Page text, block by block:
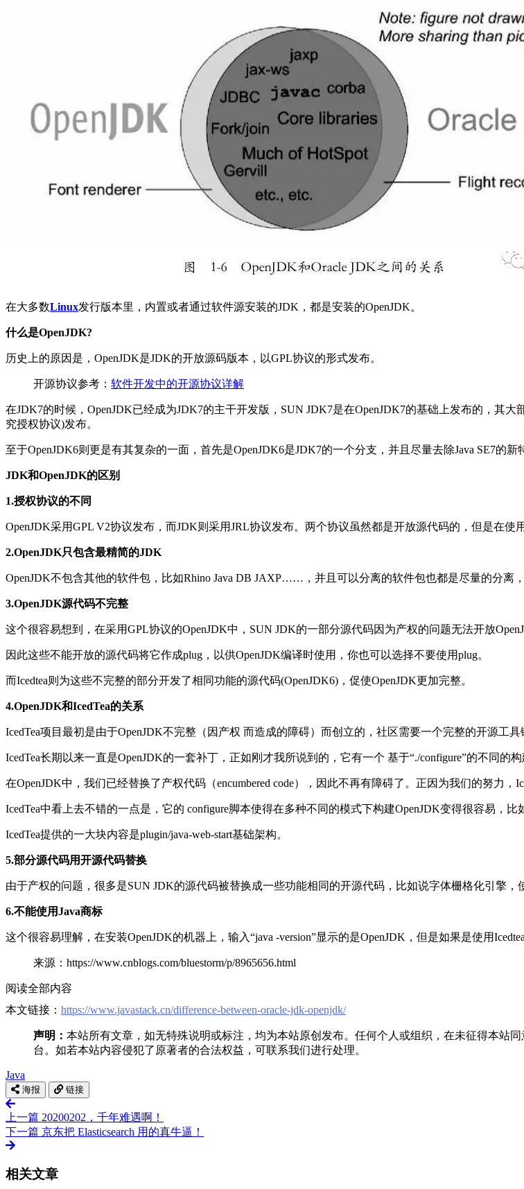
在大多数Linux发行版本里，内置或者通过软件源安装的JDK，都是安装的OpenJDK。
什么是OpenJDK?
历史上的原因是，OpenJDK是JDK的开放源码版本，以GPL协议的形式发布。
开源协议参考： 软件开发中的开源协议详解
在JDK7的时候，OpenJDK已经成为JDK7的主干开发版，SUN JDK7是在OpenJDK7的基础上发布的，其大
究授权协议)发布。
至于OpenJDK6则更是有其复杂的一面，首先是OpenJDK6是JDK7的一个分支，并且尽量去除Java SE7的新
JDK和OpenJDK的区别
1.授权协议的不同
OpenJDK采用GPL V2协议发布，而JDK则采用JRL协议发布。两个协议虽然都是开放源代码的，但是在使
2.OpenJDK只包含最精简的JDK
OpenJDK不包含其他的软件包，比如Rhino Java DB JAXP……，并且可以分离的软件包也都是尽量的分离
3.OpenJDK源代码不完整
这个很容易想到，在采用GPL协议的OpenJDK中，SUN JDK的一部分源代码因为产权的问题无法开放
因此这些不能开放的源代码将它作成plug，以供OpenJDK编译时使用，你也可以选择不要使用plug。
而Icedtea则为这些不完整的部分开发了相同功能的源代码(OpenJDK6)，促使OpenJDK更加完整。
4.OpenJDK和IcedTea的关系
IcedTea项目最初是由于OpenJDK不完整（因产权 而造成的障碍）而创立的，社区需要一个完整的开源工具
IcedTea长期以来一直是OpenJDK的一套补丁，正如刚才我所说到的，它有一个 基于“./configure”的不同的构
在OpenJDK中，我们已经替换了产权代码（encumbered code），因此不再有障碍了。正因为我们的努力，
IcedTea中看上去不错的一点是，它的 configure脚本使得在多种不同的模式下构建OpenJDK变得很容易，比
IcedTea提供的一大块内容是plugin/java-web-start基础架构。
5.部分源代码用开源代码替换
由于产权的问题，很多是SUN JDK的源代码被替换成一些功能相同的开源代码，比如说字体栅格化引擎，使
6.不能使用Java商标
这个很容易理解，在安装OpenJDK的机器上，输入“java -version”显示的是OpenJDK，但是如果是使用
来源：https://www.cnblogs.com/bluestorm/p/8965656.html
阅读全部内容
本文链接： https://www.javastack.cn/difference-between-oracle-jdk-openjdk/
声明： 本站所有文章，如无特殊说明或标注，均为本站原创发布。任何个人或组织，在未征得本站
台。如若本站内容侵犯了原著者的合法权益，可联系我们进行处理。
Java
海报 链接
上一篇 20200202，千年难遇啊！
下一篇 京东把 Elasticsearch 用的真牛逼！
相关文章